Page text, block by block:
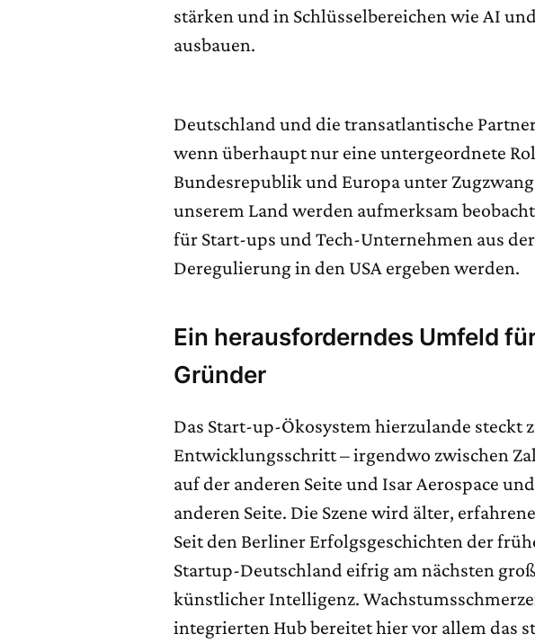
stärken und in Schlüsselbereichen wie AI
ausbauen.
Deutschland und die transatlantische
wenn überhaupt nur eine untergeordnete
Bundesrepublik und Europa unter
unserem Land werden aufmerksam
für Start-ups und Tech-Unternehmen aus
Deregulierung in den USA ergeben werden.
Ein herausforderndes Umfeld
Gründer
Das Start-up-Ökosystem hierzulande steckt
Entwicklungsschritt – irgendwo zwischen
auf der anderen Seite und Isar Aerospace
anderen Seite. Die Szene wird älter,
Seit den Berliner Erfolgsgeschichten der
Startup-Deutschland eifrig am nächsten
künstlicher Intelligenz.
integrierten Hub bereitet hier vor allem das